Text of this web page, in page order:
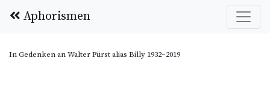
Aphorismen
In Gedenken an Walter Fürst alias Billy 1932–2019